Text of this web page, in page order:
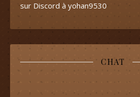
sur Discord à yohan9530
CHAT